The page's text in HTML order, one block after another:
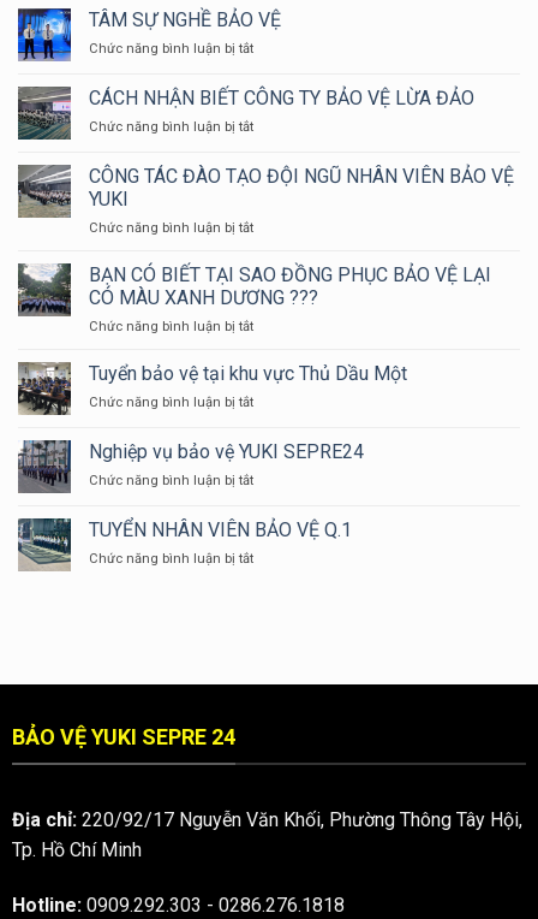
KIỂM
CHỮA
CHÁY
NẠN
HỘ
LONG
THÀNH
NĂM
2024
NHỮNG
ÁN
?
HAY
KHÔNG
SỬ
BẢO
NỮ
TÂM SỰ NGHỀ BẢO VỆ
Chức năng bình luận bị tắtở
SỰ
NGHỀ
BẢO
CÁCH NHẬN BIẾT CÔNG TY BẢO VỆ LỪA ĐẢO
Chức năng bình luận bị tắtở
NHẬN
BIẾT
TY
VỆ
LỪA
ĐẢO
CÔNG TÁC ĐÀO TẠO ĐỘI NGŨ NHÂN VIÊN BẢO VỆ
YUKI
Chức năng bình luận bị tắtở
TÁC
ĐÀO
TẠO
ĐỘI
NHÂN
BẢO
YUKI
BẠN CÓ BIẾT TẠI SAO ĐỒNG PHỤC BẢO VỆ LẠI
CÓ MÀU XANH DƯƠNG ???
Chức năng bình luận bị tắtở
CÓ
BIẾT
TẠI
ĐỒNG
BẢO
LẠI
Tuyển bảo vệ tại khu vực Thủ Dầu Một
Chức năng bình luận bị tắtở
bảo
vệ
tại
vực
Dầu
Nghiệp vụ bảo vệ YUKI SEPRE24
Chức năng bình luận bị tắtở
vụ
bảo
vệ
TUYỂN NHÂN VIÊN BẢO VỆ Q.1
Chức năng bình luận bị tắtở
BẢO VỆ YUKI SEPRE 24
Địa chỉ:220/92/17 Nguyễn Văn Khối, Phường Thông Tây Hội,
Tp. Hồ Chí Minh
Hotline: 0909.292.303 - 0286.276.1818